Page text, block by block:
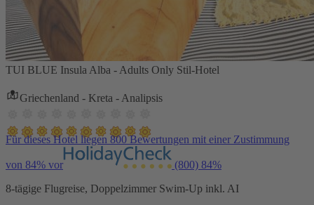
TUI BLUE Insula Alba - Adults Only Stil-Hotel
Griechenland - Kreta - Analipsis
Für dieses Hotel liegen 800 Bewertungen mit einer Zustimmung
von 84% vor (800) 84%
8-tägige Flugreise, Doppelzimmer Swim-Up inkl. AI